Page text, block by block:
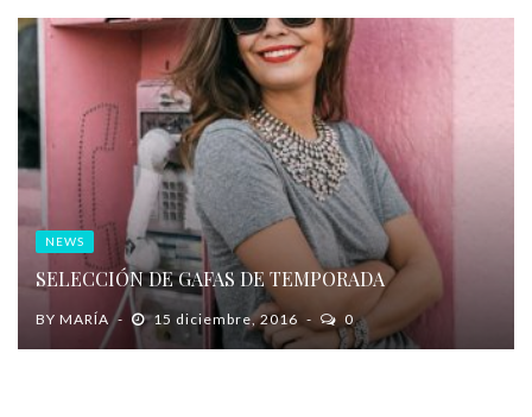
NEWS
SELECCIÓN DE GAFAS DE TEMPORADA
BY MARÍA 15 diciembre, 2016 0